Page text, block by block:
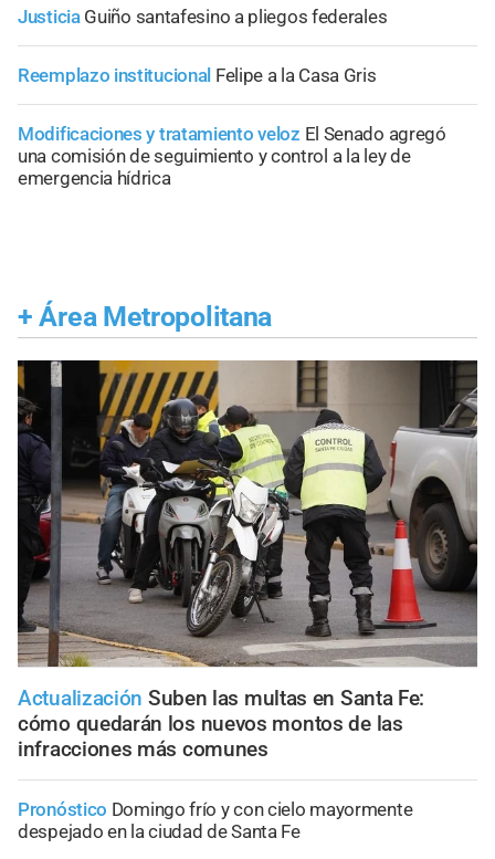
Justicia Guiño santafesino a pliegos federales
Reemplazo institucional Felipe a la Casa Gris
Modificaciones y tratamiento veloz El Senado agregó
una comisión de seguimiento y control a la ley de
emergencia hídrica
+ Área Metropolitana
Actualización Suben las multas en Santa Fe:
cómo quedarán los nuevos montos de las
infracciones más comunes
Pronóstico Domingo frío y con cielo mayormente
despejado en la ciudad de Santa Fe